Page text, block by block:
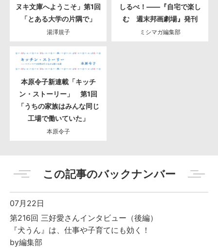
ヌキ文庫へようこそ」第1回
「とある大学の片隅で」
湯澤規子
しるべ！――『自宅で楽し
む 週末邦画劇場』発刊
ミシマガ編集部
本原令子新連載「キッチ
ン・ストーリー」 第1回
「うちの家族はみんな同じ
工場で働いていた」
本原令子
この記事のバックナンバー
07月22日
第216回 三好愛さんインタビュー（後編）
『犬うん』は、仕事や子育てにも効く！
by編集部